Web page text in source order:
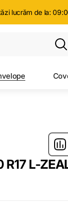
lucrăm de la:
R17 L-